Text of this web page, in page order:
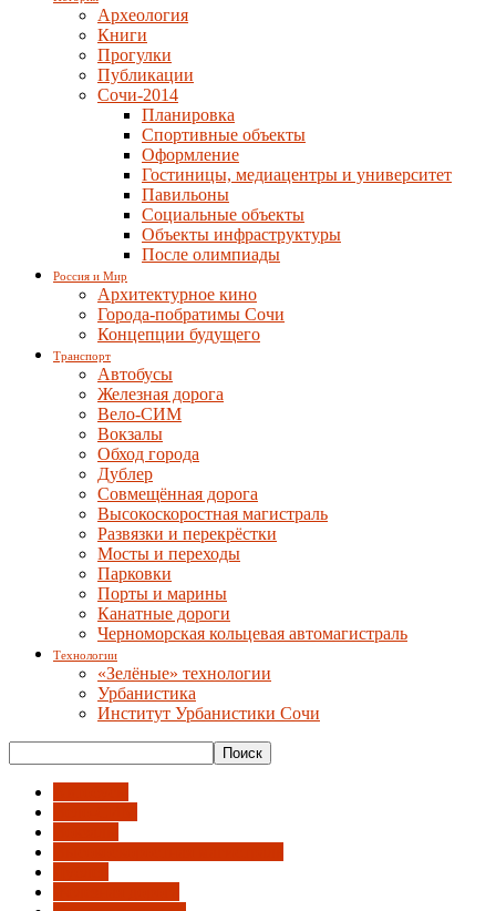
Археология
Книги
Прогулки
Публикации
Сочи-2014
Планировка
Спортивные объекты
Оформление
Гостиницы, медиацентры и университет
Павильоны
Социальные объекты
Объекты инфраструктуры
После олимпиады
Россия и Мир
Архитектурное кино
Города-побратимы Сочи
Концепции будущего
Транспорт
Автобусы
Железная дорога
Вело-СИМ
Вокзалы
Обход города
Дублер
Совмещённая дорога
Высокоскоростная магистраль
Развязки и перекрёстки
Мосты и переходы
Парковки
Порты и марины
Канатные дороги
Черноморская кольцевая автомагистраль
Технологии
«Зелёные» технологии
Урбанистика
Институт Урбанистики Сочи